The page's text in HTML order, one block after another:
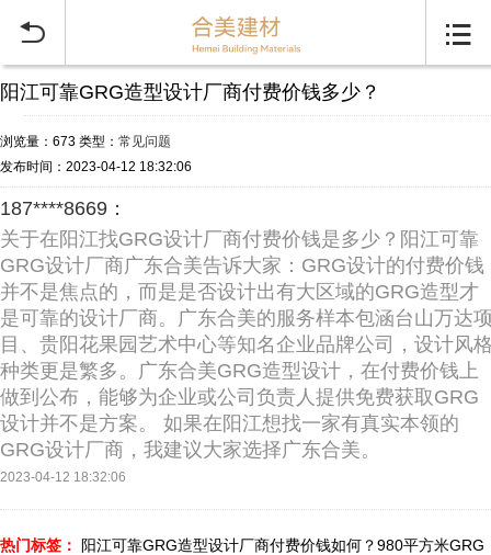
 
阳江可靠GRG造型设计厂商付费价钱多少？
浏览量：673 类型： 常见问题
发布时间：2023-04-12 18:32:06
187****8669：
关于在阳江找GRG设计厂商付费价钱是多少？阳江可靠
GRG设计厂商广东合美告诉大家：GRG设计的付费价钱
并不是焦点的，而是是否设计出有大区域的GRG造型才
是可靠的设计厂商。广东合美的服务样本包涵台山万达
目、贵阳花果园艺术中心等知名企业品牌公司，设计风
种类更是繁多。广东合美GRG造型设计，在付费价钱上
做到公布，能够为企业或公司负责人提供免费获取GRG
设计并不是方案。 如果在阳江想找一家有真实本领的
GRG设计厂商，我建议大家选择广东合美。
2023-04-12 18:32:06
热门标签： 阳江可靠GRG造型设计厂商付费价钱如何？980平方米GRG